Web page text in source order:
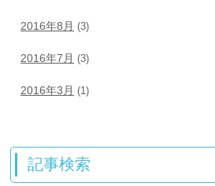
2016年8月 (3)
2016年7月 (3)
2016年3月 (1)
記事検索